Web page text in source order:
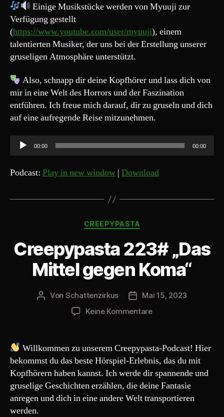
Einige Musikstücke werden von Myuuji zur
Verfügung gestellt
(https://www.youtube.com/user/myuuji), einem
talentierten Musiker, der uns bei der Erstellung unserer
gruseligen Atmosphäre unterstützt.
Also, schnapp dir deine Kopfhörer und lass dich von
mir in eine Welt des Horrors und der Faszination
entführen. Ich freue mich darauf, dir zu gruseln und dich
auf eine aufregende Reise mitzunehmen.
u
d
00:00 00:00
Podcast: Play in new window | Download
Kategorien
CREEPYPASTA
Creepypasta 223# „Das
Mittel gegen Koma“
Beitragsautor
Von Schattenzirkus Beitragsdatum
Mai 15, 2023
Keine Kommentarezu
„Das
gegen
Koma“
Willkommen zu unserem Creepypasta-Podcast! Hier
bekommst du das beste Hörspiel-Erlebnis, das du mit
Kopfhörern haben kannst. Ich werde dir spannende und
gruselige Geschichten erzählen, die deine Fantasie
anregen und dich in eine andere Welt transportieren
werden.